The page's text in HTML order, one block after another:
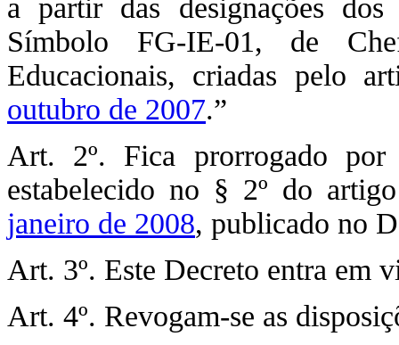
a partir das designações
Símbolo FG-IE-01, de
Educacionais, criadas pelo
outubro de 2007.”
Art. 2º. Fica prorrogado
estabelecido no § 2º do
janeiro de 2008, publicado no
Art. 3º. Este Decreto entra em
Art. 4º. Revogam-se as